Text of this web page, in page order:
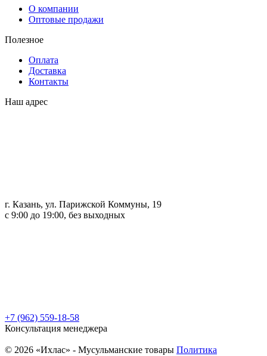
О компании
Оптовые продажи
Полезное
Оплата
Доставка
Контакты
Наш адрес
г. Казань, ул. Парижской Коммуны, 19
с 9:00 до 19:00, без выходных
+7 (962) 559-18-58
Консультация менеджера
© 2026 «Ихлас» - Мусульманские товары Политика